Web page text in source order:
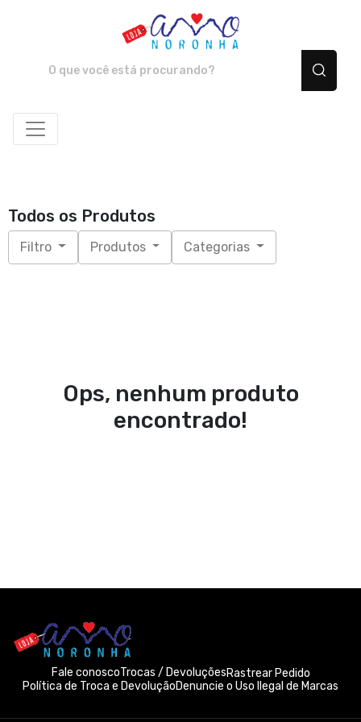
Todos os Produtos
Filtro Produtos Categorias
Ops, nenhum produto
encontrado!
Fale conoscoTrocas / DevoluçõesRastrear Pedido
Política de Troca e DevoluçãoDenuncie o Uso Ilegal de Marcas